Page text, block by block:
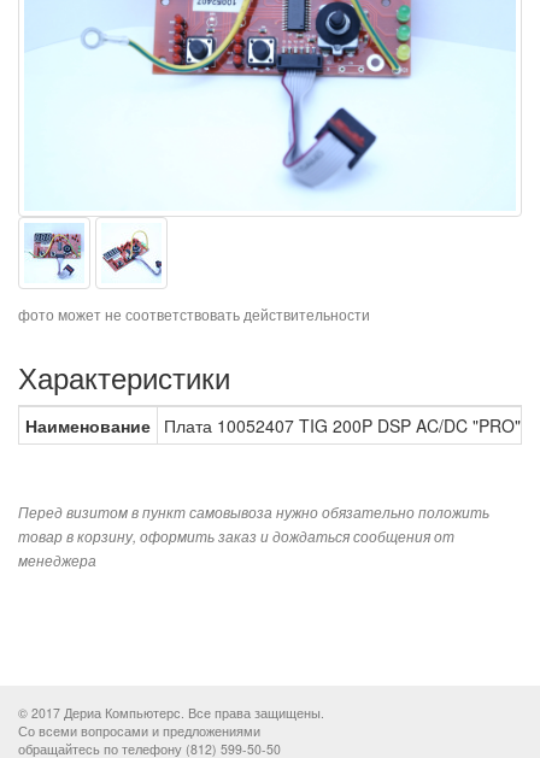
фото может не соответствовать действительности
Характеристики
Наименование Плата 10052407 TIG 200P DSP AC/DC "PRO"
Перед визитом в пункт самовывоза нужно обязательно положить
товар в корзину, оформить заказ и дождаться сообщения от
менеджера
© 2017 Дериа Компьютерс. Все права защищены.
Со всеми вопросами и предложениями
обращайтесь по телефону (812) 599-50-50